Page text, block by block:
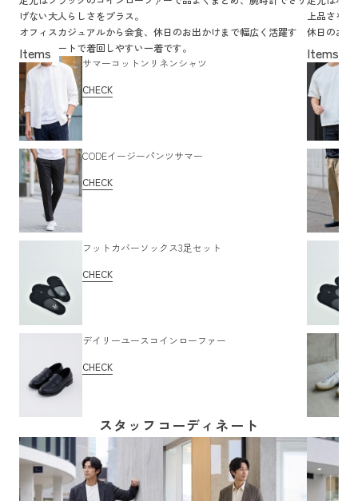
げない大人らしさをプラス。
オフィスカジュアルから会食、休日のお出かけまで幅広く活躍す
る、スマートで着回しやすい一着です。
サマーコットンリネンシャツ
CHECK
CODEイージーパンツサマー
CHECK
フットカバーソックス3足セット
CHECK
デイリーユースコインローファー
CHECK
上品さを
休日のお出
過ごした
スタッフコーディネート